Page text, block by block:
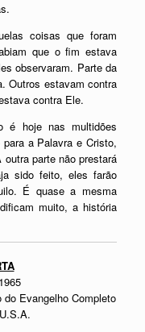
coisas que foram
que o fim estava
observaram. Parte da
Outros estavam contra
contra Ele.
hoje nas multidões
a Palavra e Cristo,
parte não prestará
sido feito, eles farão
É quase a mesma
muito, a história
Evangelho Completo